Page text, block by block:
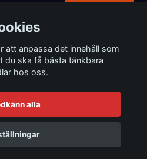
Femix
att anpassa det innehåll som
ska få bästa tänkbara
hos oss.
alla